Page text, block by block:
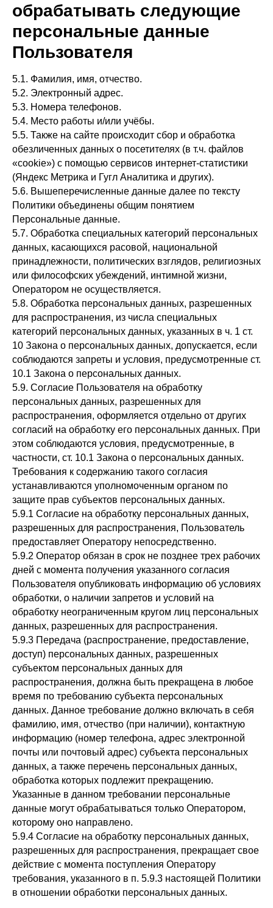
обрабатывать следующие
персональные данные
Пользователя
5.1. Фамилия, имя, отчество.
5.2. Электронный адрес.
5.3. Номера телефонов.
5.4. Место работы и/или учёбы.
5.5. Также на сайте происходит сбор и обработка
обезличенных данных о посетителях (в т.ч. файлов
«cookie») с помощью сервисов интернет-статистики
(Яндекс Метрика и Гугл Аналитика и других).
5.6. Вышеперечисленные данные далее по тексту
Политики объединены общим понятием
Персональные данные.
5.7. Обработка специальных категорий персональных
данных, касающихся расовой, национальной
принадлежности, политических взглядов, религиозных
или философских убеждений, интимной жизни,
Оператором не осуществляется.
5.8. Обработка персональных данных, разрешенных
для распространения, из числа специальных
категорий персональных данных, указанных в ч. 1 ст.
10 Закона о персональных данных, допускается, если
соблюдаются запреты и условия, предусмотренные ст.
10.1 Закона о персональных данных.
5.9. Согласие Пользователя на обработку
персональных данных, разрешенных для
распространения, оформляется отдельно от других
согласий на обработку его персональных данных. При
этом соблюдаются условия, предусмотренные, в
частности, ст. 10.1 Закона о персональных данных.
Требования к содержанию такого согласия
устанавливаются уполномоченным органом по
защите прав субъектов персональных данных.
5.9.1 Согласие на обработку персональных данных,
разрешенных для распространения, Пользователь
предоставляет Оператору непосредственно.
5.9.2 Оператор обязан в срок не позднее трех рабочих
дней с момента получения указанного согласия
Пользователя опубликовать информацию об условиях
обработки, о наличии запретов и условий на
обработку неограниченным кругом лиц персональных
данных, разрешенных для распространения.
5.9.3 Передача (распространение, предоставление,
доступ) персональных данных, разрешенных
субъектом персональных данных для
распространения, должна быть прекращена в любое
время по требованию субъекта персональных
данных. Данное требование должно включать в себя
фамилию, имя, отчество (при наличии), контактную
информацию (номер телефона, адрес электронной
почты или почтовый адрес) субъекта персональных
данных, а также перечень персональных данных,
обработка которых подлежит прекращению.
Указанные в данном требовании персональные
данные могут обрабатываться только Оператором,
которому оно направлено.
5.9.4 Согласие на обработку персональных данных,
разрешенных для распространения, прекращает свое
действие с момента поступления Оператору
требования, указанного в п. 5.9.3 настоящей Политики
в отношении обработки персональных данных.